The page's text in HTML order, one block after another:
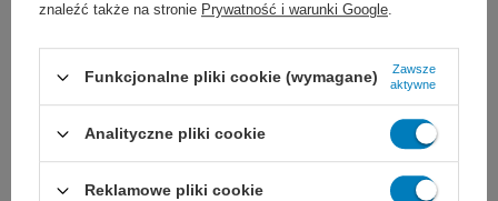
Proponujemy również:
znaleźć także na stronie Prywatność i warunki Google.
Funkcjonalne pliki cookie (wymagane)
Zawsze
aktywne
Analityczne pliki cookie
Reklamowe pliki cookie